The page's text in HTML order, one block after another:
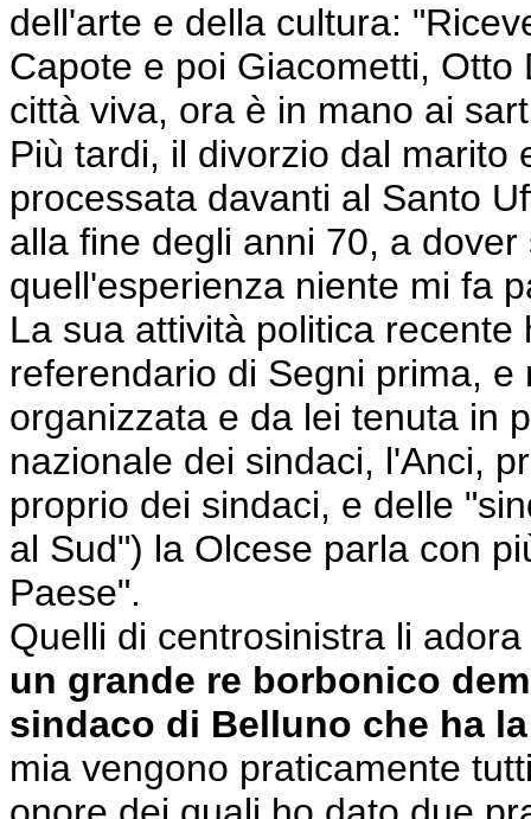
dell'arte e della cultura:
Capote e poi Giacometti,
città viva, ora è in mano ai
Più tardi, il divorzio dal marito
processata davanti al Santo
alla fine degli anni 70, a
quell'esperienza niente mi fa
La sua attività politica
referendario di Segni prima,
organizzata e da lei tenuta in
nazionale dei sindaci, l'Anci,
proprio dei sindaci, e delle
al Sud") la Olcese parla con
Paese".
Quelli di centrosinistra li
un grande re borbonico
sindaco di Belluno che ha
mia vengono praticamente